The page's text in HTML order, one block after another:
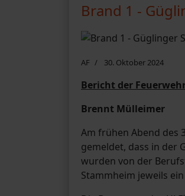
Brand 1 -
AF 30. Oktober 2024
Bericht der
Brennt Mülleimer
Am frühen Abend des
gemeldet, dass in der
wurden von der
Stammheim jeweils